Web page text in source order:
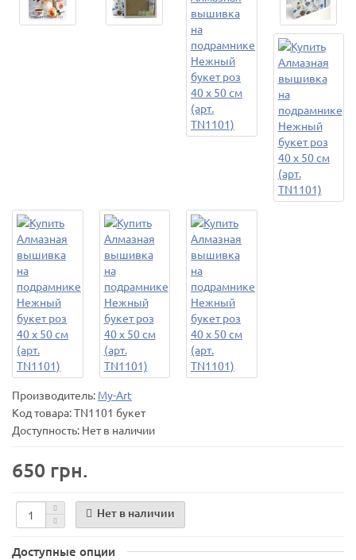
Производитель: My-Art
Код товара:TN1101 букет
Доступность: Нет в наличии
650 грн.
Нет в наличии
Доступные опции